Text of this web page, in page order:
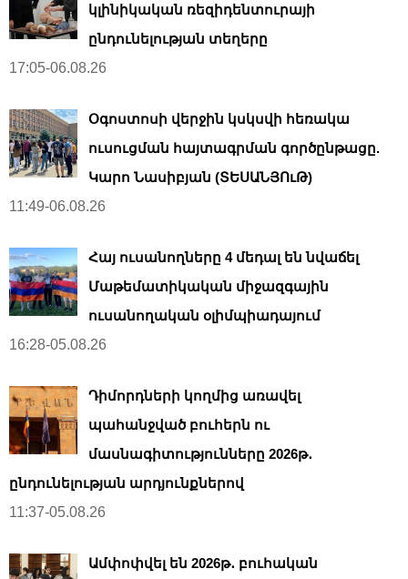
կլինիկական ռեզիդենտուրայի
ընդունելության տեղերը
17:05-06.08.26
Օգոստոսի վերջին կսկսվի հեռակա
ուսուցման հայտագրման գործընթացը.
Կարո Նասիբյան (ՏԵՍԱՆՅՈւԹ)
11:49-06.08.26
Հայ ուսանողները 4 մեդալ են նվաճել
Մաթեմատիկական միջազգային
ուսանողական օլիմպիադայում
16:28-05.08.26
Դիմորդների կողմից առավել
պահանջված բուհերն ու
մասնագիտությունները 2026թ․
ընդունելության արդյունքներով
11:37-05.08.26
Ամփոփվել են 2026թ․ բուհական